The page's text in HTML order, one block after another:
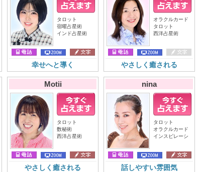
タロット
宿曜占星術
インド占星術
幸せへと導く
オラクルカード
タロット
西洋占星術
やさしく癒される
Motii
タロット
数秘術
西洋占星術
やさしく癒される
nina
タロット
オラクルカード
インスピレーシ
話しやすい雰囲気